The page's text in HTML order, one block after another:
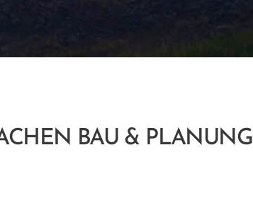
BAU & PLANUNG